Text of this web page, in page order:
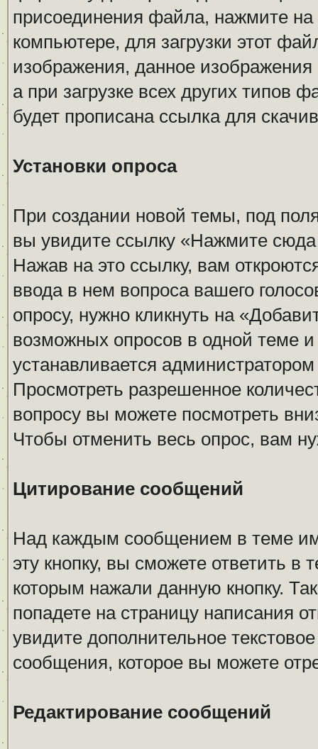
присоединения файла, нажмите
компьютере, для загрузки этот
изображения, данное
а при загрузке всех других типов
будет прописана ссылка для
Установки опроса
При создании новой темы, под
вы увидите ссылку «Нажмите
Нажав на это ссылку, вам
ввода в нем вопроса вашего
опросу, нужно кликнуть на
возможных опросов в одной теме и
устанавливается
Просмотреть разрешенное
вопросу вы можете посмотреть
Чтобы отменить весь опрос, вам
Цитирование сообщений
Над каждым сообщением в теме
эту кнопку, вы сможете ответить
которым нажали данную кнопку.
попадете на страницу написания
увидите дополнительное
сообщения, которое вы можете
Редактирование сообщений